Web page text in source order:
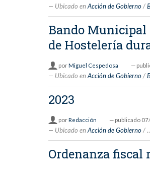
Ubicado en Acción de Gobierno /
Bando Municipal
de Hostelería
porMiguel Cespedosa —
Ubicado en Acción de Gobierno /
2023
porRedacción — publicado
Ubicado en Acción de Gobierno /
Ordenanza fiscal